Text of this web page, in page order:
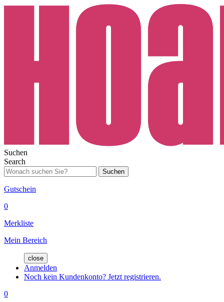
Suchen
Search
Suchen
Gutschein
0
Merkliste
Mein Bereich
close
Anmelden
Noch kein Kundenkonto? Jetzt registrieren.
0